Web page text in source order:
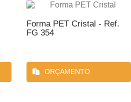
Forma PET Cristal - Ref.
FG 354
ORÇAMENTO